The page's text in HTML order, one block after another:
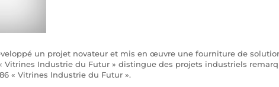
un projet novateur et mis en œuvre une fourniture de
Vitrines Industrie du Futur » distingue des projets industriels
« Vitrines Industrie du Futur ».